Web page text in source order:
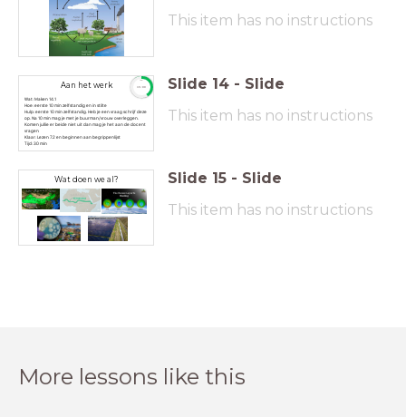
This item has no instructions
Aan het werk
Wat: Maken 14.1
Hoe: eerste 10 min zelfstandig en in stilte
Hulp: eerste 10 min zelfstandig. Heb je een vraag schrijf deze
op. Na 10 min mag je met je buurman/vrouw overleggen.
Komen jullie er beide niet uit dan mag je het aan de docent
vragen
Klaar: Lezen 7.2 en beginnen aan begrippenlijst
Tijd: 30 min
15:00 Slide 14 - Slide
This item has no instructions
Wat doen we al? Slide 15 - Slide
This item has no instructions
More lessons like this